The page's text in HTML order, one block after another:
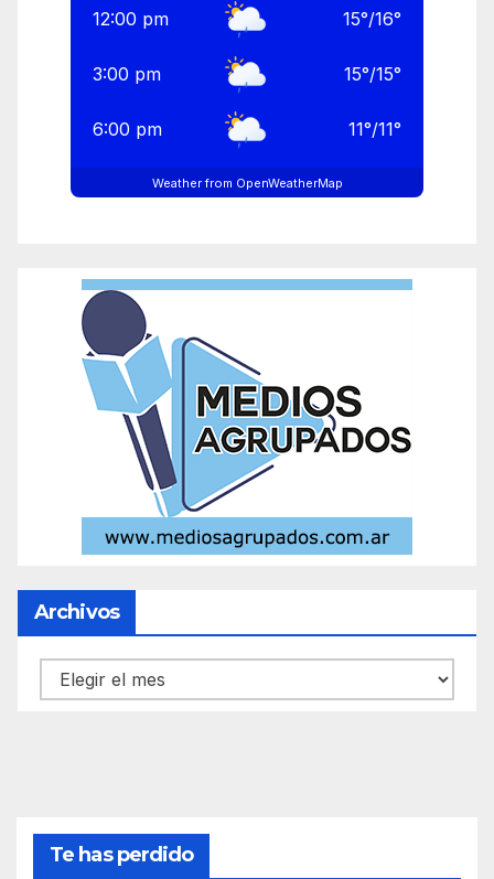
12:00 pm 15°/16°
3:00 pm 15°/15°
6:00 pm 11°/11°
Weather from OpenWeatherMap
Archivos
Archivos
Te has perdido